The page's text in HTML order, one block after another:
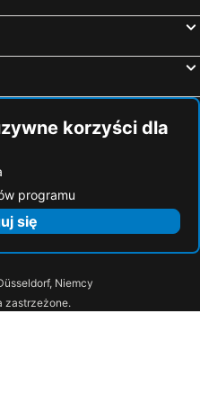
Very Chic Hotel Adult Only
korzyści dla
programu
się
Niemcy
zastrzeżone.